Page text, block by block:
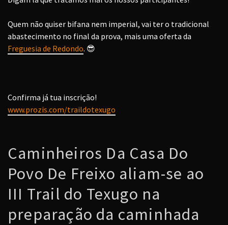
Quem não quiser bifana nem imperial, vai ter o tradicional
abastecimento no final da prova, mais uma oferta da
Freguesia de Redondo. 😎
Confirma já tua inscrição!
www.prozis.com/traildotexugo
Caminheiros Da Casa Do
Povo De Freixo aliam-se ao
III Trail do Texugo na
preparação da caminhada